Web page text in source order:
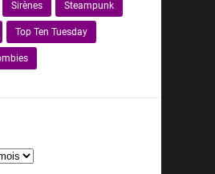
Sirènes Steampunk
Top Ten Tuesday